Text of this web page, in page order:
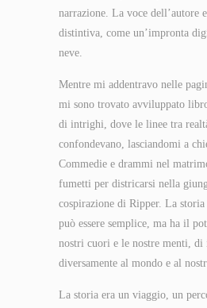
narrazione. La voce dell’autore
distintiva, come un’impronta
neve.
Mentre mi addentravo nelle
mi sono trovato avviluppato
di intrighi, dove le linee tra
confondevano, lasciandomi a
Commedie e drammi nel
fumetti per districarsi nella
cospirazione di Ripper. La
può essere semplice, ma ha il
nostri cuori e le nostre menti, di
diversamente al mondo e al
La storia era un viaggio, un